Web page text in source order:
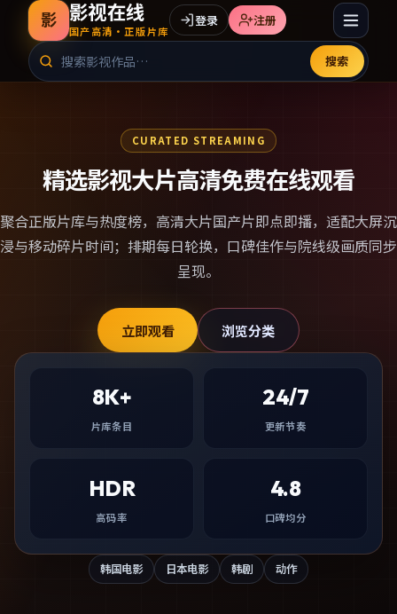
影 影视在线
国产高清·正版片库
搜索
登录 注册
CURATED STREAMING
精选影视大片高清免费在线观看
聚合正版片库与热度榜， 高清大片国产片即点即播，适配大屏沉
浸与移动碎片时间；排期每日轮换，口碑佳作与院线级画质同步
呈现。
立即观看 浏览分类
8K+
片库条目
24/7
更新节奏
HDR
高码率
4.8
口碑均分
韩国电影 日本电影 韩剧 动作